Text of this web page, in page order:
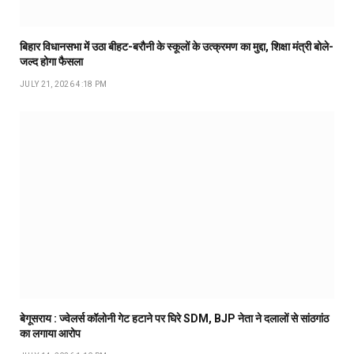
बिहार विधानसभा में उठा बीहट-बरौनी के स्कूलों के उत्क्रमण का मुद्दा, शिक्षा मंत्री बोले-
जल्द होगा फैसला
JULY 21, 2026 4:18 PM
बेगूसराय : ज्वेलर्स कॉलोनी गेट हटाने पर घिरे SDM, BJP नेता ने दलालों से सांठगांठ
का लगाया आरोप